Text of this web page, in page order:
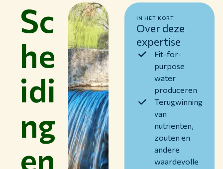
Sc
he
idi
ng
en
Over deze
expertise
IN HET KORT
Fit-for-
purpose
water
produceren
Terugwinning
van
nutrienten,
zouten en
andere
waardevolle